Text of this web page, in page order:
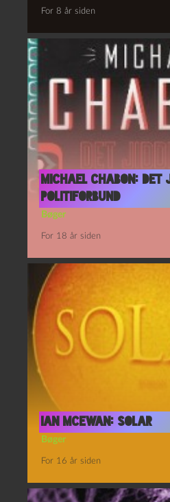
For 8 år siden
Michael Chabon: Det
politiforbund
Bøger
For 18 år siden
Ian McEwan: Solar
Bøger
For 16 år siden